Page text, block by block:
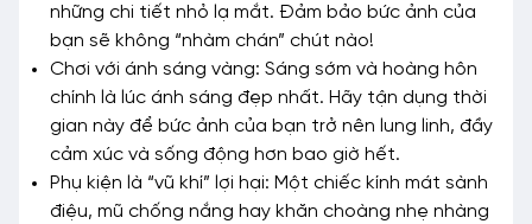
những chi tiết nhỏ lạ mắt. Đảm bảo bức ảnh của
bạn sẽ không “nhàm chán” chút nào!
Chơi với ánh sáng vàng: Sáng sớm và hoàng hôn
chính là lúc ánh sáng đẹp nhất. Hãy tận dụng thời
gian này để bức ảnh của bạn trở nên lung linh, đầy
cảm xúc và sống động hơn bao giờ hết.
Phụ kiện là “vũ khí” lợi hại: Một chiếc kính mát sành
điệu, mũ chống nắng hay khăn choàng nhẹ nhàng